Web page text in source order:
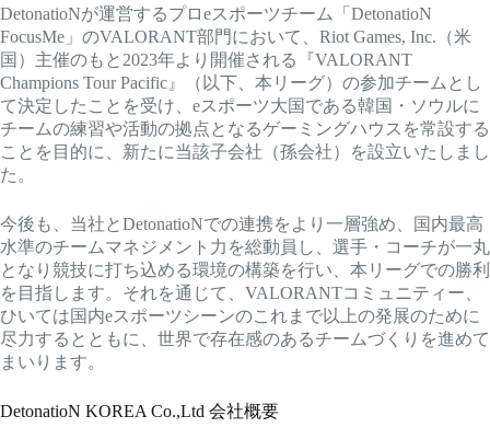
DetonatioNが運営するプロeスポーツチーム「DetonatioN
FocusMe」のVALORANT部門において、Riot Games, Inc.（米
国）主催のもと2023年より開催される『VALORANT
Champions Tour Pacific』（以下、本リーグ）の参加チームとし
て決定したことを受け、eスポーツ大国である韓国・ソウルに
チームの練習や活動の拠点となるゲーミングハウスを常設する
ことを目的に、新たに当該子会社（孫会社）を設立いたしまし
た。
今後も、当社とDetonatioNでの連携をより一層強め、国内最高
水準のチームマネジメント力を総動員し、選手・コーチが一丸
となり競技に打ち込める環境の構築を行い、本リーグでの勝利
を目指します。それを通じて、VALORANTコミュニティー、
ひいては国内eスポーツシーンのこれまで以上の発展のために
尽力するとともに、世界で存在感のあるチームづくりを進めて
まいります。
DetonatioN KOREA Co.,Ltd 会社概要